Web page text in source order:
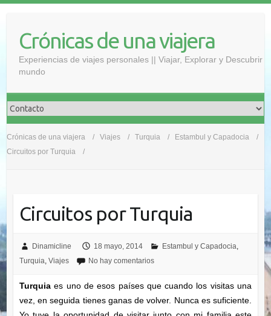
contenidoCrónicas de una viajera
Experiencias de viajes personales || Viajar, Explorar y Descubrir
mundo
Crónicas de una viajera Viajes Turquia
Estambul y Capadocia
Circuitos por Turquia
Circuitos por Turquia
Dinamicline 18 mayo, 2014 Estambul y Capadocia,
Turquia, Viajes No hay comentarios
Turquiaes uno de esos países que cuando los visitas una
vez, en seguida tienes ganas de volver. Nunca es suficiente.